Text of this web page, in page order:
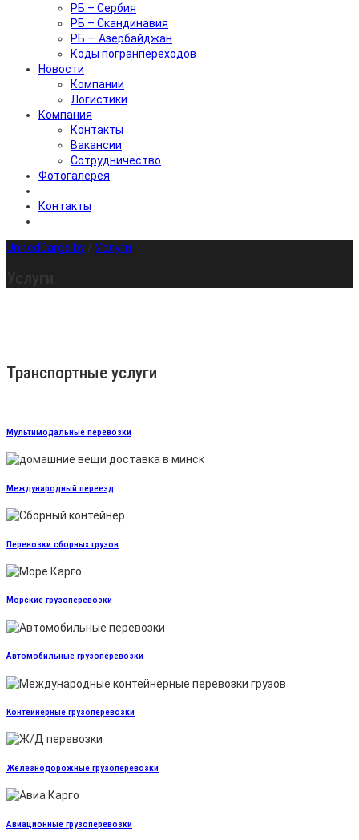
РБ – Сербия
РБ – Скандинавия
РБ — Азербайджан
Коды погранпереходов
Новости
Компании
Логистики
Компания
Контакты
Вакансии
Сотрудничество
Фотогалерея
Контакты
UnitedCargo.by Услуги
Транспортные услуги
Мультимодальные перевозки
Международный переезд
Перевозки сборных грузов
Морские грузоперевозки
Автомобильные грузоперевозки
Контейнерные грузоперевозки
Железнодорожные грузоперевозки
Авиационные грузоперевозки